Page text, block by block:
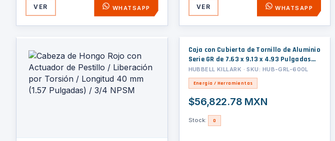
VER WHATSAPP VER WHATSAPP
Caja con Cubierta de Tornillo de Aluminio
Serie GR de 7.63 x 9.13 x 4.93 Pulgadas
(193.80 x 231.90 x 125.22 mm) / Clase I, II,
III, Grupo BCDEFG.
HUBBELL KILLARK · SKU: HUB-GRL-600L
Energía / Herramientas
$56,822.78 MXN
Stock: 0